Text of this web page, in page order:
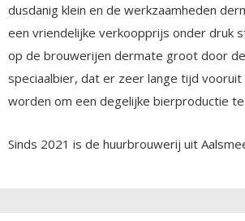
dusdanig klein en de werkzaamheden
een vriendelijke verkoopprijs onder druk
op de brouwerijen dermate groot door
speciaalbier, dat er zeer lange tijd
worden om een degelijke bierproductie
Sinds 2021 is de huurbrouwerij uit